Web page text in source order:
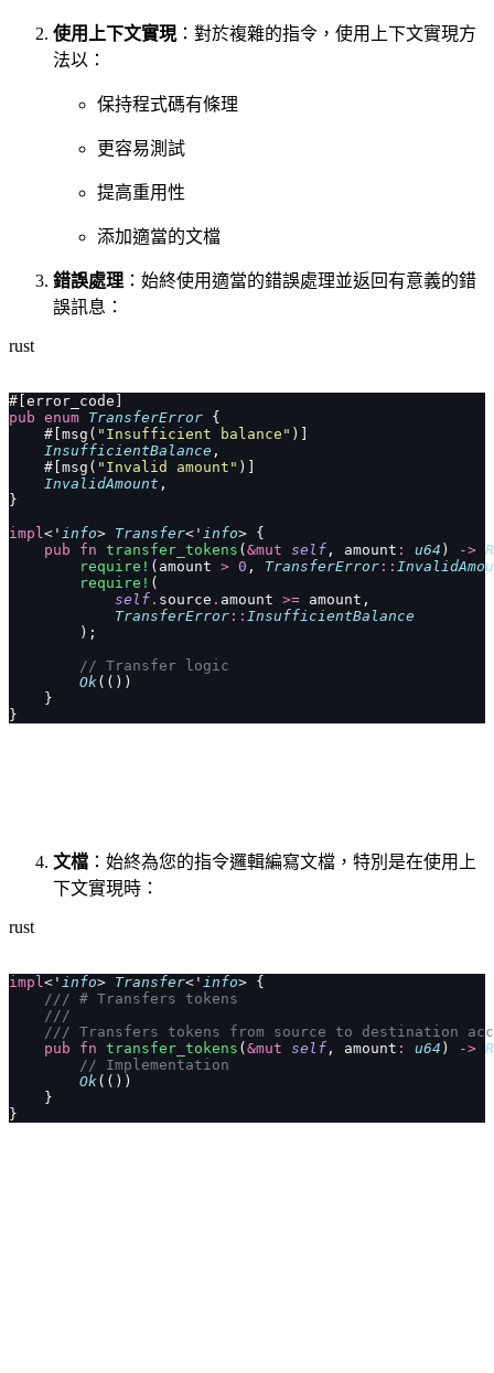
使用上下文實現：對於複雜的指令，使用上下文實現方
法以：
保持程式碼有條理
更容易測試
提高重用性
添加適當的文檔
錯誤處理 ：始終使用適當的錯誤處理並返回有意義的錯
誤訊息：
rust
#[error_code]
pub enum TransferError {
    #[msg(
"Insufficient balance" )]
    InsufficientBalance
,
    #[msg(
"Invalid amount" )]
    InvalidAmount
,
}
impl <' info> Transfer<' info> {
    pub
fn transfer_tokens ( &mut self , amount : u64 ) ->
        require!
(amount > 0 , TransferError ::
        require!
(
            self
. source . amount >= amount,
            TransferError
:: InsufficientBalance
        );
        // Transfer logic
        Ok
(())
    }
}
文檔 ：始終為您的指令邏輯編寫文檔，特別是在使用上
下文實現時：
rust
impl <' info> Transfer<' info> {
    /// # Transfers tokens
    ///
/// Transfers tokens from source to destination
    pub
fn transfer_tokens ( &mut self , amount : u64 ) ->
        // Implementation
        Ok
(())
    }
}